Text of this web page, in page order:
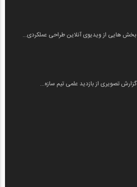
بخش هایی از ویدیوی آنلاین طراحی عملکردی...
گزارش تصویری از بازدید علمی تیم سازه...